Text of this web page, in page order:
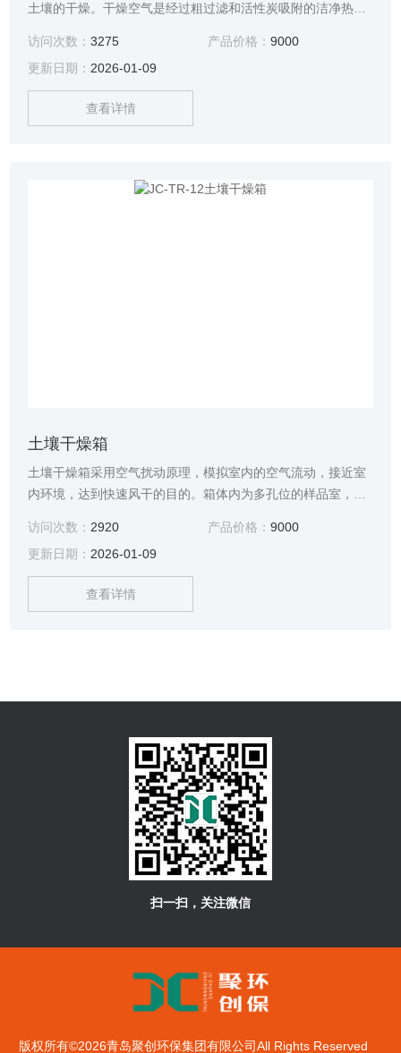
土壤的干燥。干燥空气是经过粗过滤和活性炭吸附的洁净热空
染；省时；省力；节省空间；提高土壤干燥效率等特点。
访问次数：3275 产品价格： 9000
更新日期：2026-01-09
查看详情
土壤干燥箱
土壤干燥箱采用空气扰动原理，模拟室内的空气流动，接近室
内环境，达到快速风干的目的。箱体内为多孔位的样品室，样
访问次数：2920 产品价格： 9000
更新日期：2026-01-09
查看详情
扫一扫，关注微信
版权所有©2026青岛聚创环保集团有限公司All Rights Reserved